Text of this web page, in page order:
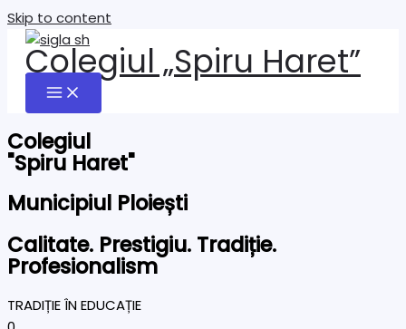
Skip to content
Colegiul „Spiru Haret”
Colegiul
"Spiru Haret"
Municipiul Ploiești
Calitate. Prestigiu. Tradiție.
Profesionalism
TRADIȚIE ÎN EDUCAȚIE